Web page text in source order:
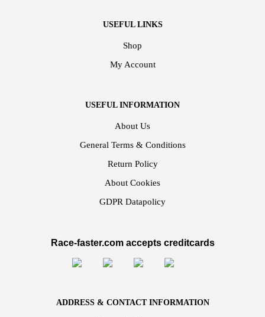
USEFUL LINKS
Shop
My Account
USEFUL INFORMATION
About Us
General Terms & Conditions
Return Policy
About Cookies
GDPR Datapolicy
Race-faster.com accepts creditcards
ADDRESS & CONTACT INFORMATION